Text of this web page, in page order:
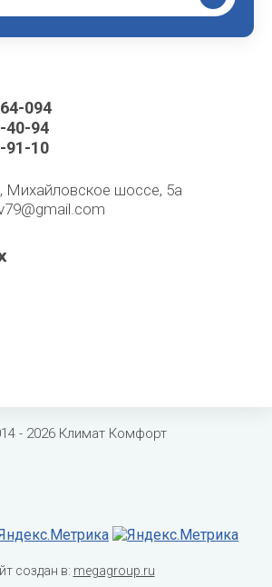
094
40-94
91-10
Михайловское шоссе, 5а
- 2026 Климат Комфорт
создан в: megagroup.ru